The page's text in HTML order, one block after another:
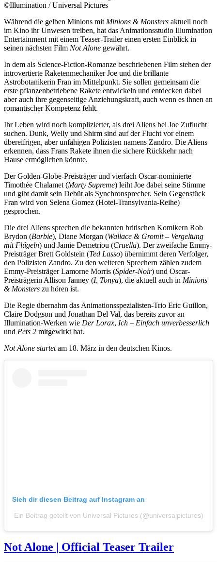
©Illumination / Universal Pictures
Während die gelben Minions mit Minions & Monsters aktuell noch
im Kino ihr Unwesen treiben, hat das Animationsstudio Illumination
Entertainment mit einem Teaser-Trailer einen ersten Einblick in
seinen nächsten Film Not Alone gewährt.
In dem als Science-Fiction-Romanze beschriebenen Film stehen der
introvertierte Raketenmechaniker Joe und die brillante
Astrobotanikerin Fran im Mittelpunkt. Sie sollen gemeinsam die
erste pflanzenbetriebene Rakete entwickeln und entdecken dabei
aber auch ihre gegenseitige Anziehungskraft, auch wenn es ihnen an
romantischer Kompetenz fehlt.
Ihr Leben wird noch komplizierter, als drei Aliens bei Joe Zuflucht
suchen. Dunk, Welly und Shirm sind auf der Flucht vor einem
übereifrigen, aber unfähigen Polizisten namens Zandro. Die Aliens
erkennen, dass Frans Rakete ihnen die sichere Rückkehr nach
Hause ermöglichen könnte.
Der Golden-Globe-Preisträger und vierfach Oscar-nominierte
Timothée Chalamet (Marty Supreme) leiht Joe dabei seine Stimme
und gibt damit sein Debüt als Synchronsprecher. Sein Gegenstück
Fran wird von Selena Gomez (Hotel-Transylvania-Reihe)
gesprochen.
Die drei Aliens sprechen die bekannten britischen Komikern Rob
Brydon (Barbie), Diane Morgan (Wallace & Gromit – Vergeltung
mit Flügeln) und Jamie Demetriou (Cruella). Der zweifache Emmy-
Preisträger Brett Goldstein (Ted Lasso) übernimmt deren Verfolger,
den Polizisten Zandro. Zu den weiteren Sprechern zählen zudem
Emmy-Preisträger Lamorne Morris (Spider-Noir) und Oscar-
Preisträgerin Allison Janney (I, Tonya), die aktuell auch in Minions
& Monsters zu hören ist.
Die Regie übernahm das Animationsspezialisten-Trio Eric Guillon,
Claire Dodgson und Jonathan Del Val, das bereits zuvor an
Illumination-Werken wie Der Lorax, Ich – Einfach unverbesserlich
und Pets 2 mitgewirkt hat.
Not Alone startetam 18. März in den deutschen Kinos.
Sieh dir diesen Beitrag auf Instagram an
Ein Beitrag geteilt von Universal Pictures (@universalpictures)
Not Alone | Official Teaser Trailer